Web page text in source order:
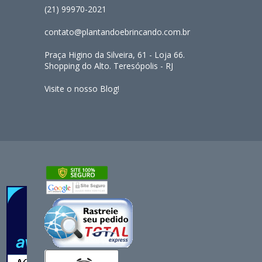
(21) 99970-2021
contato@plantandoebrincando.com.br
Praça Higino da Silveira, 61 - Loja 66.
Shopping do Alto. Teresópolis - RJ
Visite o nosso Blog!